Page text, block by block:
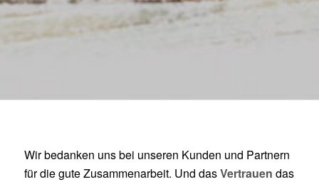
Wir bedanken uns bei unseren Kunden und Partnern
für die gute Zusammenarbeit. Und dasVertrauen das